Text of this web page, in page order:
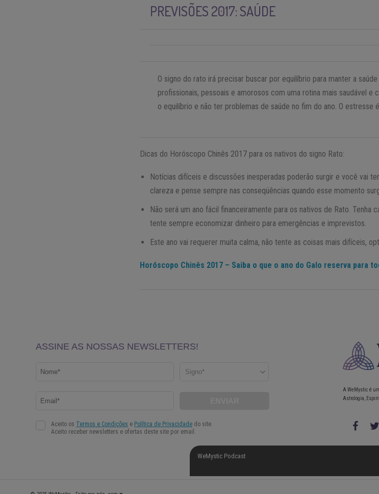
PREVISÕES 2017: SAÚDE
O signo do rato irá precisar buscar por equilíbrio para manter a
profissionais, pessoais e amorosos com uma rotina mais saudável
o equilíbrio e não ter problemas de saúde no fim do ano. O estresse
Dicas do Horóscopo Chinês 2017 para os nativos do signo Rato:
Notícias difíceis e discussões inesperadas poderão surgir e você vai
clareza e pense sempre nas conseqüências quando esse momento
Não será um ano fácil financeiramente para os nativos de Rato.
tente sempre economizar dinheiro para emergências e imprevistos.
Este ano vai requerer muita calma, não tente as coisas mais difíceis,
Horóscopo Chinês 2017 – Saiba o que o ano do Galo reserva para
A WeMystic é
Astrologia,
WeMystic Podcast